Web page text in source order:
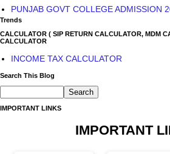
PUNJAB GOVT COLLEGE ADMISSION
Trends
CALCULATOR ( SIP RETURN CALCULATOR, MDM
CALCULATOR
INCOME TAX CALCULATOR
Search This Blog
IMPORTANT LINKS
IMPORTANT